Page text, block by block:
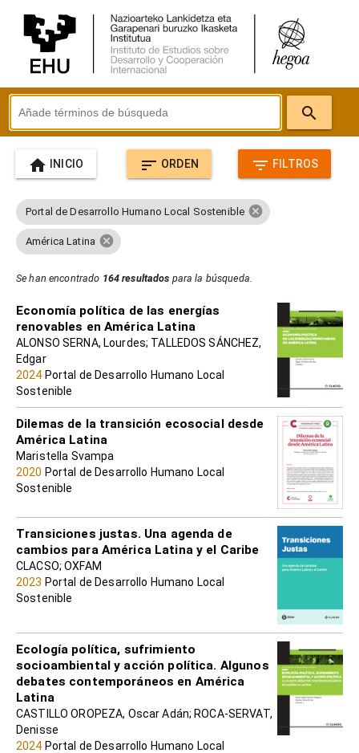
search
home INICIO sort ORDEN filter_list FILTROS
Portal de Desarrollo Humano Local Sostenible cancel
América Latina cancel
Se han encontrado 164 resultados para la búsqueda.
Economía política de las energías
renovables en América Latina
ALONSO SERNA, Lourdes; TALLEDOS SÁNCHEZ,
Edgar
2024 Portal de Desarrollo Humano Local
Sostenible
Dilemas de la transición ecosocial desde
América Latina
Maristella Svampa
2020 Portal de Desarrollo Humano Local
Sostenible
Transiciones justas. Una agenda de
cambios para América Latina y el Caribe
CLACSO; OXFAM
2023 Portal de Desarrollo Humano Local
Sostenible
Ecología política, sufrimiento
socioambiental y acción política. Algunos
debates contemporáneos en América
Latina
CASTILLO OROPEZA, Oscar Adán; ROCA-SERVAT,
Denisse
2024 Portal de Desarrollo Humano Local